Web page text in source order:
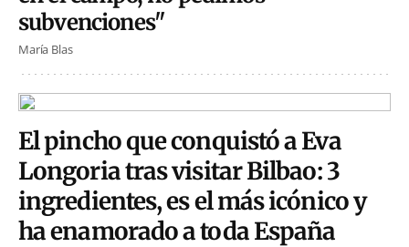
subvenciones"
María Blas
El pincho que conquistó a Eva
Longoria tras visitar Bilbao: 3
ingredientes, es el más icónico y
ha enamorado a toda España